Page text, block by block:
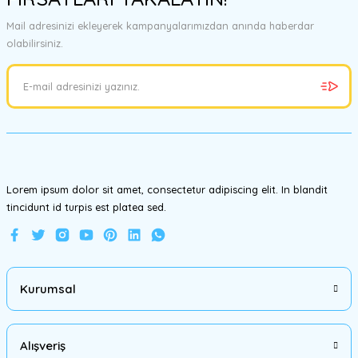
Görüş ve önerileriniz için teşekkür ederiz.
Ürün resmi kalitesiz, bozuk veya görüntülenemiyor.
Ürün bilgilerinde hatalar bulunuyor.
Mail adresinizi ekleyerek kampanyalarımızdan anında haberdar
olabilirsiniz.
Lorem ipsum dolor sit amet, consectetur adipiscing elit. In blandit
tincidunt id turpis est platea sed.
Kurumsal
Alışveriş